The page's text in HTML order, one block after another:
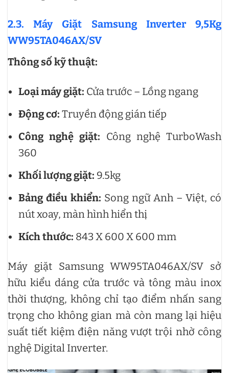
2.3. Máy Giặt Samsung Inverter 9,5Kg
WW95TA046AX/SV
Thông số kỹ thuật:
Loại máy giặt: Cửa trước – Lồng ngang
Động cơ: Truyền động gián tiếp
Công nghệ giặt: Công nghệ TurboWash
360
Khối lượng giặt: 9.5kg
Bảng điều khiển: Song ngữ Anh – Việt, có
nút xoay, màn hình hiển thị
Kích thước: 843 X 600 X 600 mm
Máy giặt Samsung WW95TA046AX/SV sở
hữu kiểu dáng cửa trước và tông màu inox
thời thượng, không chỉ tạo điểm nhấn sang
trọng cho không gian mà còn mang lại hiệu
suất tiết kiệm điện năng vượt trội nhờ công
nghệ Digital Inverter.